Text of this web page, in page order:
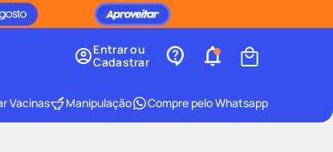
Entrar ou
Cadastrar
Vacinas Manipulação Compre pelo Whatsapp